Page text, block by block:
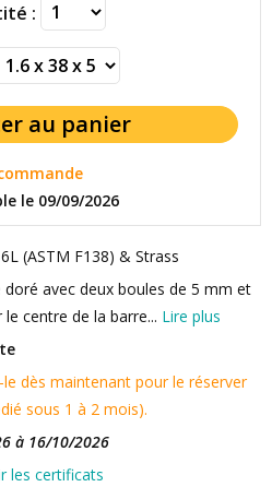
:
le 09/09/2026
(ASTM F138) & Strass
doré avec deux boules de 5 mm et
centre de la barre... Lire plus
dès maintenant pour le réserver
sous 1 à 2 mois).
à 16/10/2026
les certificats